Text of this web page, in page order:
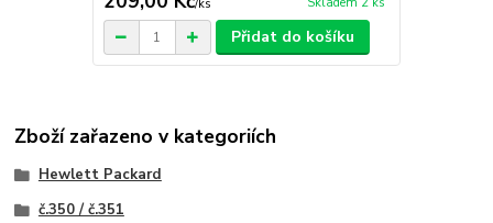
/ks
Přidat do košíku
Zboží zařazeno v kategoriích
Hewlett Packard
č.350 / č.351